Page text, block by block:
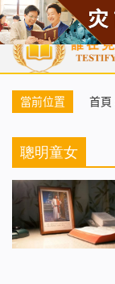
首頁 每日靈糧
當前位置 首頁
聰明童女